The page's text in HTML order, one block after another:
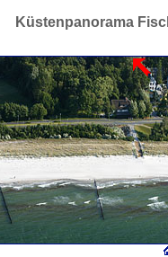
Küstenpanorama